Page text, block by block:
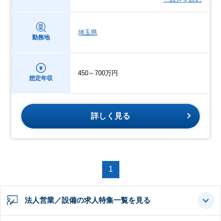
勤務地
埼玉県
想定年収
450～700万円
詳しく見る
1
法人営業／設備の求人特集一覧を見る